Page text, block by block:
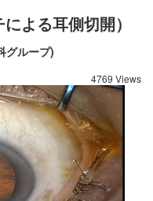
よる耳側切開）
グループ)
4769 Views